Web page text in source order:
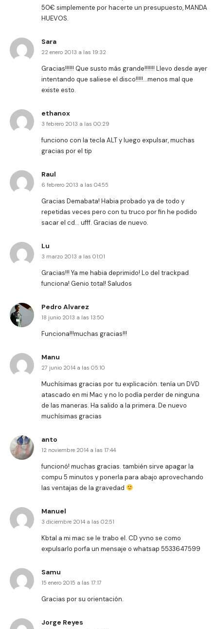
50€ simplemente por hacerte un presupuesto, MANDA
HUEVOS.
Sara
22 enero 2013 a las 19:32
Gracias!!!!!! Que susto más grande!!!!!!! Llevo desde ayer
intentando que saliese el disco!!!!!…menos mal que
existe esto.
ethanox
3 febrero 2013 a las 00:29
funciono con la tecla ALT y luego expulsar, muchas
gracias por el tip
Raul
6 febrero 2013 a las 04:55
Gracias Demabata! Habia probado ya de todo y
repetidas veces pero con tu truco por fin he podido
sacar el cd… ufff. Gracias de nuevo.
Lu
3 marzo 2013 a las 01:01
Gracias!!! Ya me habia deprimido! Lo del trackpad
funciona! Genio total! Saludos
Pedro Alvarez
18 junio 2013 a las 13:50
Funciona!!!muchas gracias!!!
Manu
27 junio 2014 a las 05:10
Muchísimas gracias por tu explicación. tenía un DVD
atascado en mi Mac y no lo podía perder de ninguna
de las maneras. Ha salido a la primera. De nuevo
muchísimas gracias
anto
12 noviembre 2014 a las 17:44
funcionó! muchas gracias. también sirve apagar la
compu 5 minutos y ponerla para abajo aprovechando
las ventajas de la gravedad
Manuel
3 diciembre 2014 a las 02:51
Kbtal a mi mac se le trabo el. CD yvno se como
expulsarlo porfa un mensaje o whatsap 5533647599
Samu
15 enero 2015 a las 17:17
Gracias por su orientación.
Jorge Reyes